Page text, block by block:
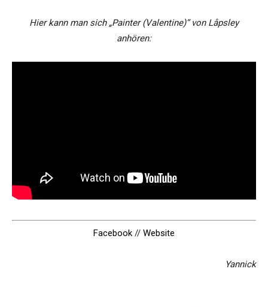
Hier kann man sich „Painter (Valentine)“ von Låpsley
anhören:
Facebook // Website
Yannick